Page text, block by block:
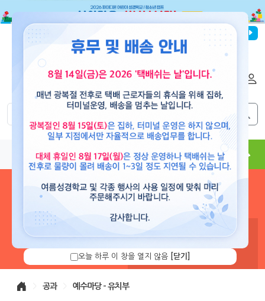
파이디온선교회
도서 뮤직 용품 현수막 콘텐츠
로그인 하시면 보유 캐쉬 확
니다.
공과 예수마당 - 유치부
오늘 하루 이 창을 열지 않음 [닫기]